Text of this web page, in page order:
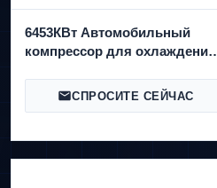
6453КВт Автомобильный
компрессор для охлаждения
WXPG034СПРОСИТЕ СЕЙЧАС